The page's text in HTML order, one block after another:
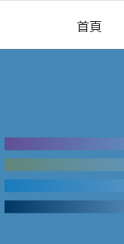
首頁